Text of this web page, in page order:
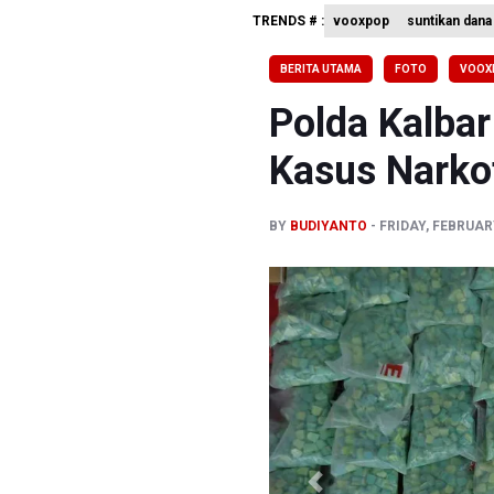
OJK
4 Barang
Tak
TRENDS # : vooxpop suntikan
BERITA UTAMA FOTO
Polda
Kasus
BY BUDIYANTO FRIDAY,